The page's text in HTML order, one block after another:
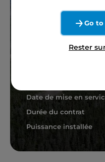
Apuiat
Date de mise en
Durée du contrat
Puissance installée
En savoir plus
Go to
Rester